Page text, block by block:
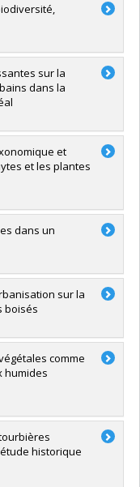
sur la
dans la
et
et les plantes
dans un
sur la
boisés
comme
humides
historique